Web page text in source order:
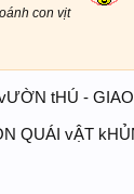
oánh con vịt
tHÚ -
QUÁI vẬT